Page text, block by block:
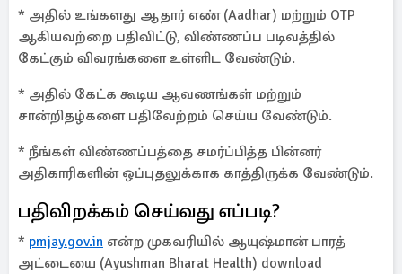
* அதில் உங்களது ஆதார் எண் (Aadhar) மற்றும் OTP
ஆகியவற்றை பதிவிட்டு, விண்ணப்ப படிவத்தில்
கேட்கும் விவரங்களை உள்ளிட வேண்டும்.
* அதில் கேட்க கூடிய ஆவணங்கள் மற்றும்
சான்றிதழ்களை பதிவேற்றம் செய்ய வேண்டும்.
* நீங்கள் விண்ணப்பத்தை சமர்ப்பித்த பின்னர்
அதிகாரிகளின் ஒப்புதலுக்காக காத்திருக்க வேண்டும்.
பதிவிறக்கம் செய்வது எப்படி?
* pmjay.gov.in என்ற முகவரியில் ஆயுஷ்மான் பாரத்
அட்டையை (Ayushman Bharat Health) download